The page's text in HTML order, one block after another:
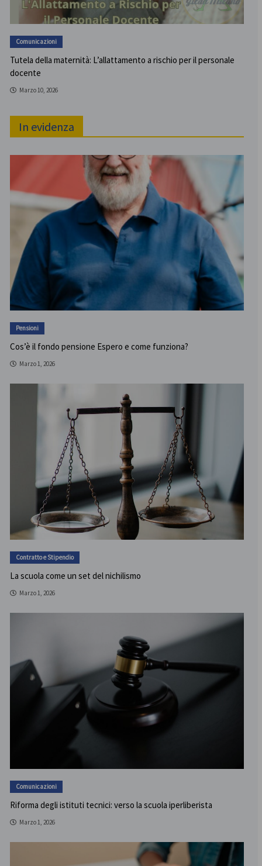
Comunicazioni
Tutela della maternità: L’allattamento a rischio per il personale
docente
Marzo 10, 2026
In evidenza
Pensioni
Cos’è il fondo pensione Espero e come funziona?
Marzo 1, 2026
Contratto e Stipendio
La scuola come un set del nichilismo
Marzo 1, 2026
Comunicazioni
Riforma degli istituti tecnici: verso la scuola iperliberista
Marzo 1, 2026